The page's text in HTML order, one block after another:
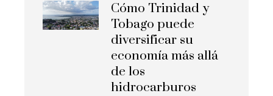
Cómo Trinidad y
Tobago puede
diversificar su
economía más allá
de los
hidrocarburos